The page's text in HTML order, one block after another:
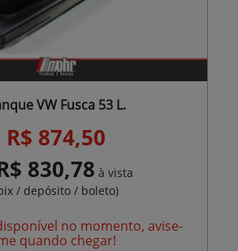
VW Fusca 53 L.
R$ 874,50
830,78 à vista
/ depósito / boleto)
no momento, avise-
quando chegar!